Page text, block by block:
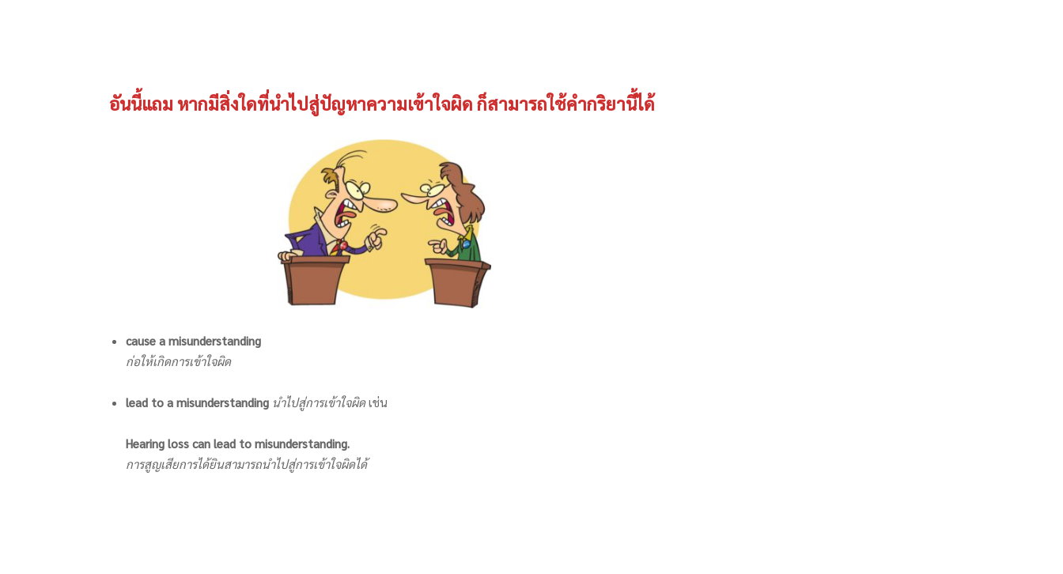
อันนี้แถม หากมีสิ่งใดที่นำไปสู่ปัญหาความเข้าใจผิด ก็สามารถใช้คำกริยานี้ได้
cause a misunderstanding
ก่อให้เกิดการเข้าใจผิด
lead to a misunderstanding นำไปสู่การเข้าใจผิดเช่น
Hearing loss can lead to misunderstanding.
การสูญเสียการได้ยินสามารถนำไปสู่การเข้าใจผิดได้